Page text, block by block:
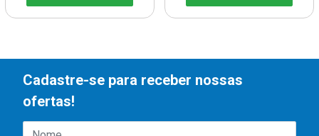
Cadastre-se para receber nossas
ofertas!